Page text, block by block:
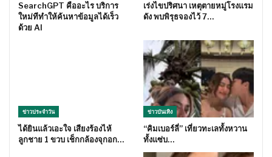
SearchGPT คืออะไร บริการ
ใหม่ทีทำให้ค้นหาข้อมูลได้เร็ว
ด้วย AI
เร่งไขปริศนา เหตุตายหมู่โรงแรม
ดัง พบพิรุธจองไว้ 7…
ข่าวประจำวัน
ได้ยินแล้วเอะใจ เสียงร้องไห้
ลูกชาย 1 ขวบ เช็กกล้องจุกอก…
ข่าวบันเทิง
“คิมเบอร์ลี่” เที่ยวทะเลทั้งหวาน
ทั้งแซ่บ…